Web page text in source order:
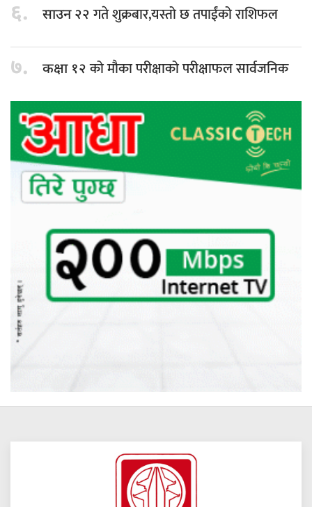
६. साउन २२गते शुक्रबार,यस्तो छ तपाईंको राशिफल
७. कक्षा १२को मौका परीक्षाको परीक्षाफल सार्वजनिक